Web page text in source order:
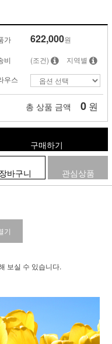
가 622,000원
비 (조건)
지역별
우스
총 상품 금액 0 원
구매하기
장바구니 관심상품
기
보실 수 있습니다.